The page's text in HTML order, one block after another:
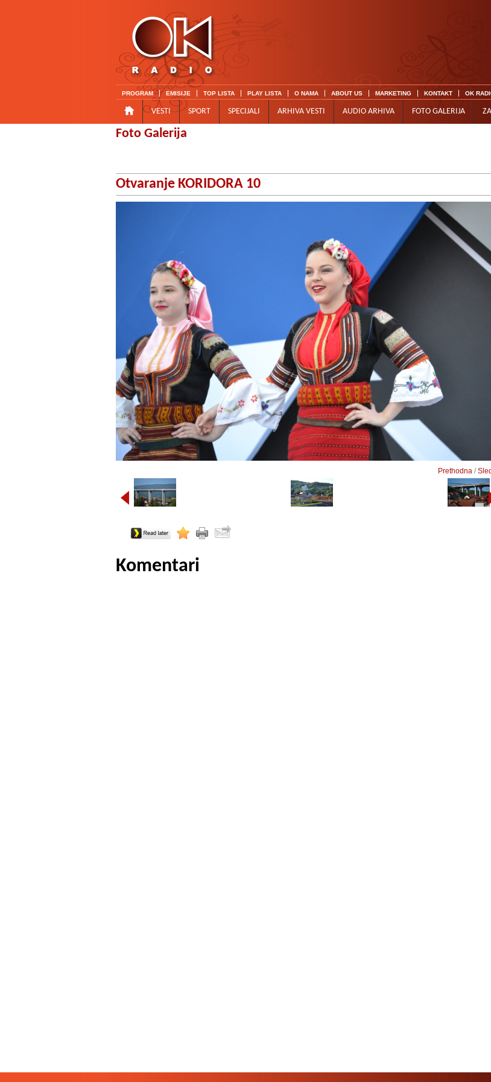
PROGRAM EMISIJE TOP LISTA PLAY LISTA O NAMA ABOUT US MARKETING KONTAKT OK
VESTI SPORT SPECIJALI ARHIVA VESTI AUDIO ARHIVA FOTO GALERIJA
Foto Galerija
Otvaranje KORIDORA 10
Prethodna /
Komentari